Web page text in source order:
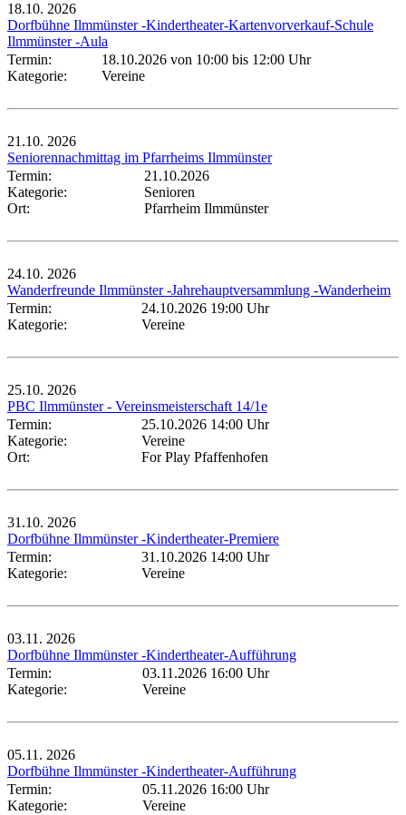
18.10. 2026
Dorfbühne Ilmmünster -Kindertheater-Kartenvorverkauf-Schule
Ilmmünster -Aula
Termin:
18.10.2026 von 10:00 bis 12:00 Uhr
Kategorie:
Vereine
21.10. 2026
Seniorennachmittag im Pfarrheims Ilmmünster
Termin:
21.10.2026
Kategorie:
Senioren
Ort:
Pfarrheim Ilmmünster
24.10. 2026
Wanderfreunde Ilmmünster -Jahrehauptversammlung -Wanderheim
Termin:
24.10.2026 19:00 Uhr
Kategorie:
Vereine
25.10. 2026
PBC Ilmmünster - Vereinsmeisterschaft 14/1e
Termin:
25.10.2026 14:00 Uhr
Kategorie:
Vereine
Ort:
For Play Pfaffenhofen
31.10. 2026
Dorfbühne Ilmmünster -Kindertheater-Premiere
Termin:
31.10.2026 14:00 Uhr
Kategorie:
Vereine
03.11. 2026
Dorfbühne Ilmmünster -Kindertheater-Aufführung
Termin:
03.11.2026 16:00 Uhr
Kategorie:
Vereine
05.11. 2026
Dorfbühne Ilmmünster -Kindertheater-Aufführung
Termin:
05.11.2026 16:00 Uhr
Kategorie:
Vereine